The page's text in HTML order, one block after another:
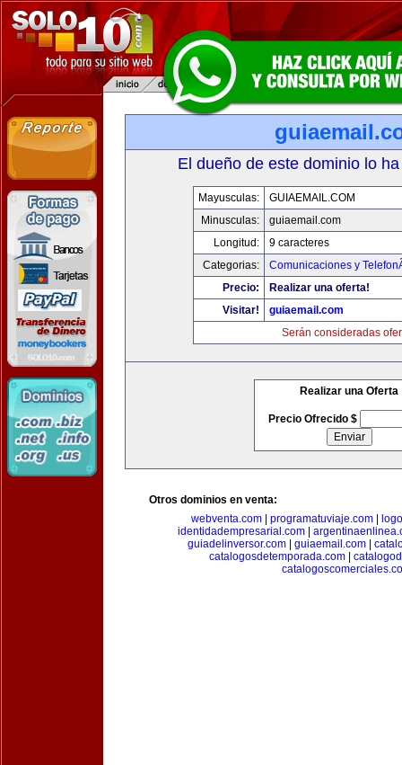
El dueño de este dominio lo
Mayusculas:
GUIAEMAIL.COM
Minusculas:
guiaemail.com
Longitud:
9 caracteres
Categorias:
Comunicaciones y
Precio:
Realizar una oferta!
Visitar!
guiaemail.com
Serán consideradas
Realizar una Oferta
Precio Ofrecido $
Otros dominios en venta:
webventa.com
programatuviaje.com
identidadempresarial.com
guiadelinversor.com| guiaemail.com|
catalogosdetemporada.com|